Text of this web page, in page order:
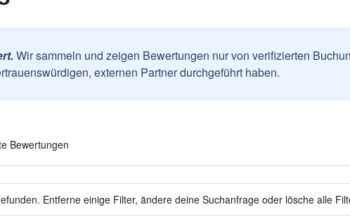
Wir sammeln und zeigen Bewertungen nur von verifizierten
externen Partner durchgeführt haben.
Bewertungen
Entferne einige Filter, ändere deine Suchanfrage oder lösche alle